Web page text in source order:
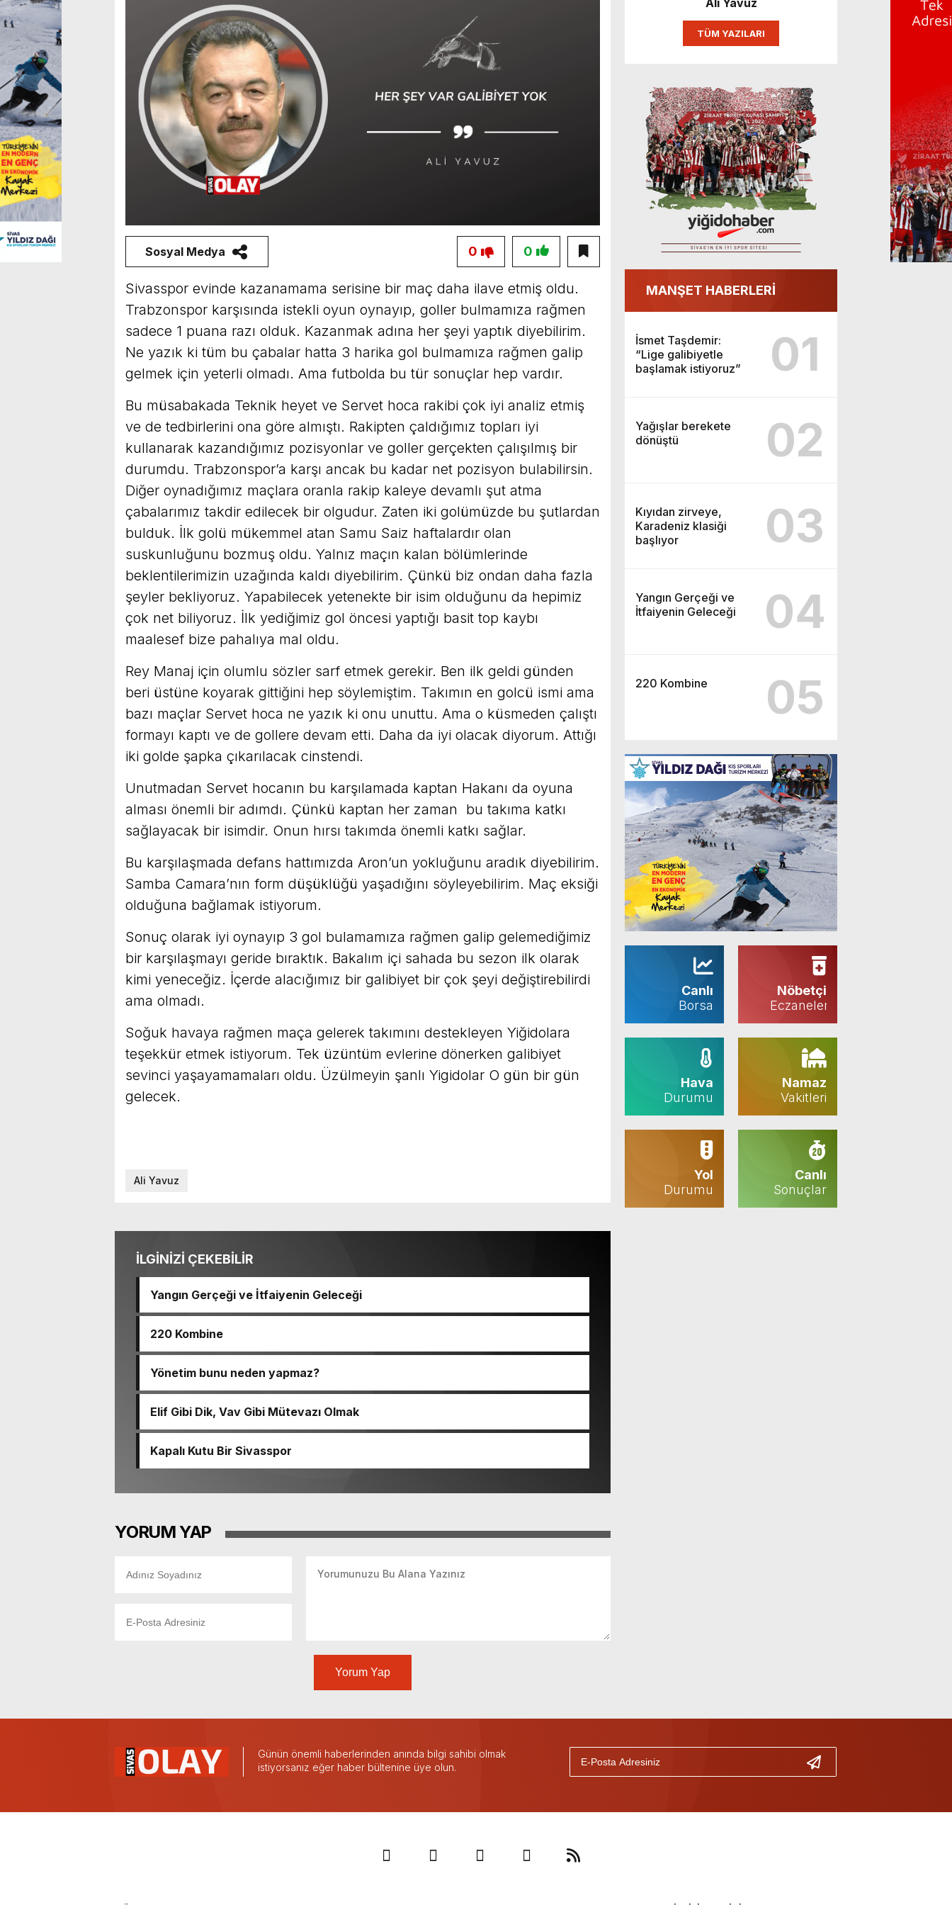
Ali Yavuz
TÜM YAZILARI
MANŞET HABERLERİ
İsmet Taşdemir:
“Lige galibiyetle
başlamak istiyoruz”
01
Yağışlar berekete
dönüştü
02
Kıyıdan zirveye,
Karadeniz klasiği
başlıyor
03
Yangın Gerçeği ve
İtfaiyenin Geleceği
04
220 Kombine 05
Canlı
Borsa
Nöbetçi
Eczaneler
Hava
Durumu
Namaz
Vakitleri
Yol
Durumu
Canlı
Sonuçlar
Sosyal Medya 0
0
Sivasspor evinde kazanamama serisine bir maç daha ilave etmiş oldu.
Trabzonspor karşısında istekli oyun oynayıp, goller bulmamıza rağmen
sadece 1 puana razı olduk. Kazanmak adına her şeyi yaptık diyebilirim.
Ne yazık ki tüm bu çabalar hatta 3 harika gol bulmamıza rağmen galip
gelmek için yeterli olmadı. Ama futbolda bu tür sonuçlar hep vardır.
Bu müsabakada Teknik heyet ve Servet hoca rakibi çok iyi analiz etmiş
ve de tedbirlerini ona göre almıştı. Rakipten çaldığımız topları iyi
kullanarak kazandığımız pozisyonlar ve goller gerçekten çalışılmış bir
durumdu. Trabzonspor’a karşı ancak bu kadar net pozisyon bulabilirsin.
Diğer oynadığımız maçlara oranla rakip kaleye devamlı şut atma
çabalarımız takdir edilecek bir olgudur. Zaten iki golümüzde bu şutlardan
bulduk. İlk golü mükemmel atan Samu Saiz haftalardır olan
suskunluğunu bozmuş oldu. Yalnız maçın kalan bölümlerinde
beklentilerimizin uzağında kaldı diyebilirim. Çünkü biz ondan daha fazla
şeyler bekliyoruz. Yapabilecek yetenekte bir isim olduğunu da hepimiz
çok net biliyoruz. İlk yediğimiz gol öncesi yaptığı basit top kaybı
maalesef bize pahalıya mal oldu.
Rey Manaj için olumlu sözler sarf etmek gerekir. Ben ilk geldi günden
beri üstüne koyarak gittiğini hep söylemiştim. Takımın en golcü ismi ama
bazı maçlar Servet hoca ne yazık ki onu unuttu. Ama o küsmeden çalıştı
formayı kaptı ve de gollere devam etti. Daha da iyi olacak diyorum. Attığı
iki golde şapka çıkarılacak cinstendi.
Unutmadan Servet hocanın bu karşılamada kaptan Hakanı da oyuna
alması önemli bir adımdı. Çünkü kaptan her zaman bu takıma katkı
sağlayacak bir isimdir. Onun hırsı takımda önemli katkı sağlar.
Bu karşılaşmada defans hattımızda Aron’un yokluğunu aradık diyebilirim.
Samba Camara’nın form düşüklüğü yaşadığını söyleyebilirim. Maç eksiği
olduğuna bağlamak istiyorum.
Sonuç olarak iyi oynayıp 3 gol bulamamıza rağmen galip gelemediğimiz
bir karşılaşmayı geride bıraktık. Bakalım içi sahada bu sezon ilk olarak
kimi yeneceğiz. İçerde alacığımız bir galibiyet bir çok şeyi değiştirebilirdi
ama olmadı.
Soğuk havaya rağmen maça gelerek takımını destekleyen Yiğidolara
teşekkür etmek istiyorum. Tek üzüntüm evlerine dönerken galibiyet
sevinci yaşayamamaları oldu. Üzülmeyin şanlı Yigidolar O gün bir gün
gelecek.
Ali Yavuz
İLGİNİZİ ÇEKEBİLİR
Yangın Gerçeği ve İtfaiyenin Geleceği
220 Kombine
Yönetim bunu neden yapmaz?
Elif Gibi Dik, Vav Gibi Mütevazı Olmak
Kapalı Kutu Bir Sivasspor
YORUM YAP
Yorum Yap
Günün önemli haberlerinden anında bilgi sahibi olmak
istiyorsanız eğer haber bültenine üye olun.